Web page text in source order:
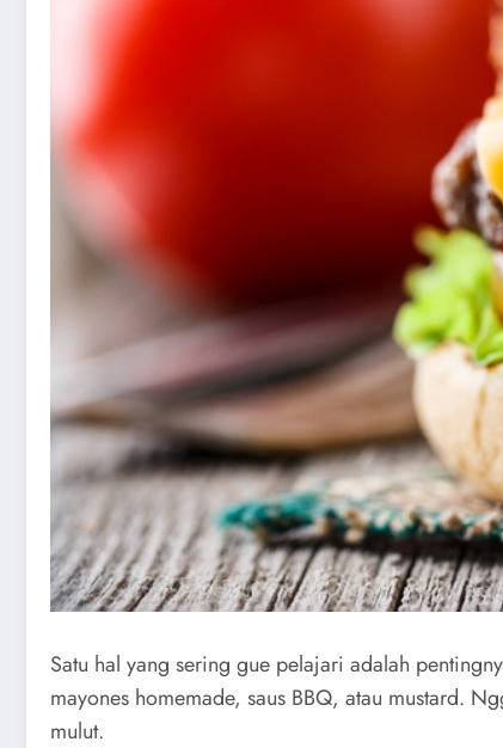
Satu hal yang sering gue pelajari adalah
mayones homemade, saus BBQ, atau mustard.
mulut.